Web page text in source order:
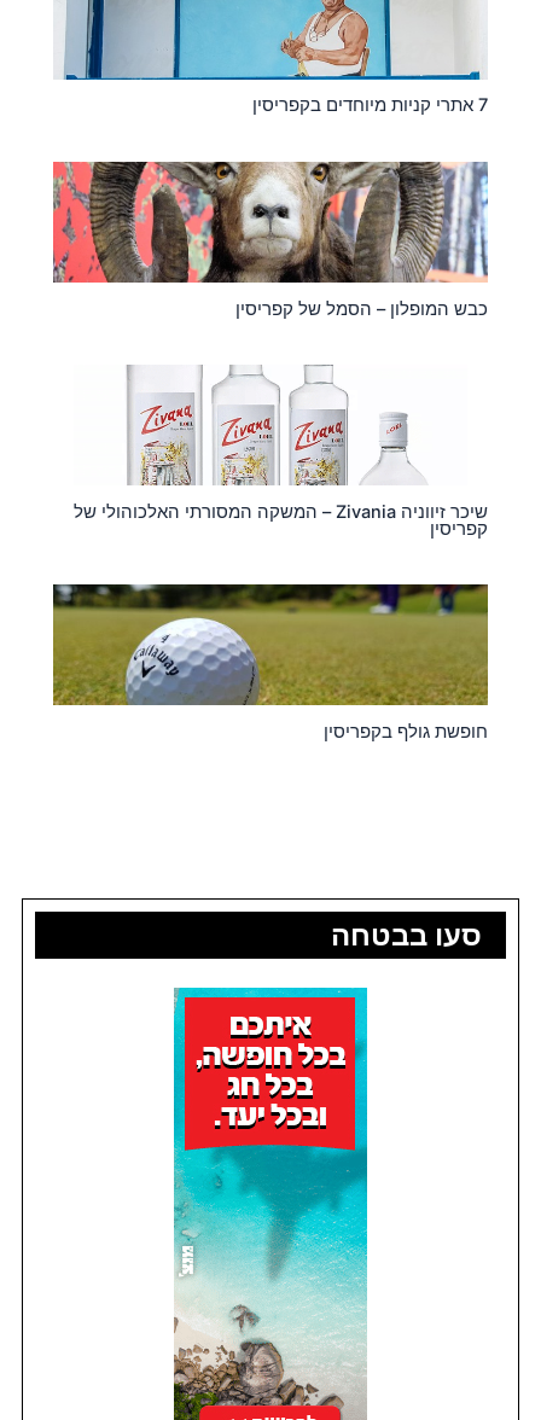
סעו בבטחה
7 אתרי קניות מיוחדים בקפריסין
כבש המופלון – הסמל של קפריסין
שיכר זיווניה Zivania – המשקה המסורתי האלכוהולי של
קפריסין
חופשת גולף בקפריסין